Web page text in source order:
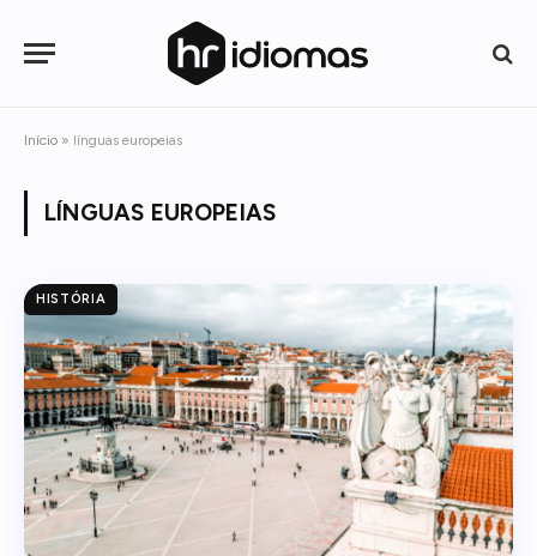
Início » línguas europeias
LÍNGUAS EUROPEIAS
HISTÓRIA